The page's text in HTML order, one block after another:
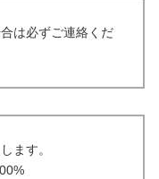
は必ずご連絡くだ
ます。